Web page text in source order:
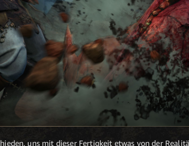
uns mit dieser Fertigkeit etwas von der